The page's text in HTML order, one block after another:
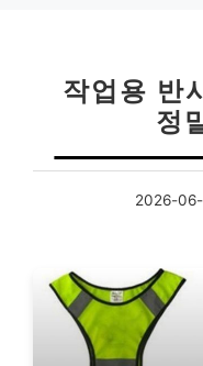
작업용 반
정
2026-